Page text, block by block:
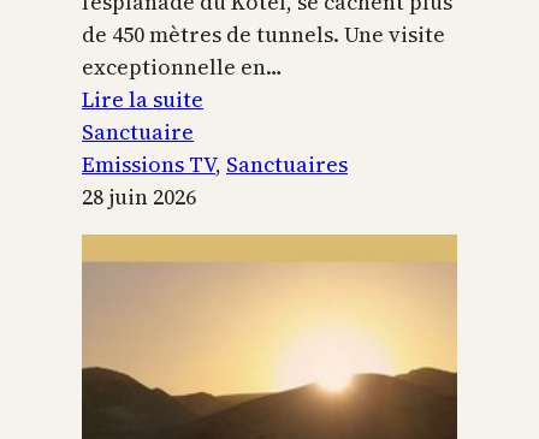
de 450 mètres de tunnels. Une visite
exceptionnelle en…
Lire la suite
Temple
Jérusalem
Sanctuaire
Emissions TV, Sanctuaires
28 juin 2026